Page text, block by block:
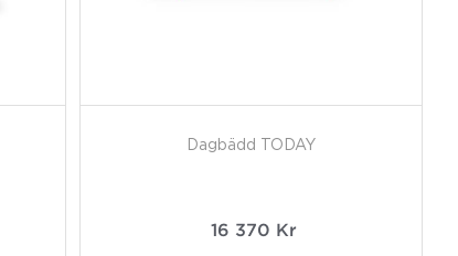
Dagbädd TODAY
16 370 Kr